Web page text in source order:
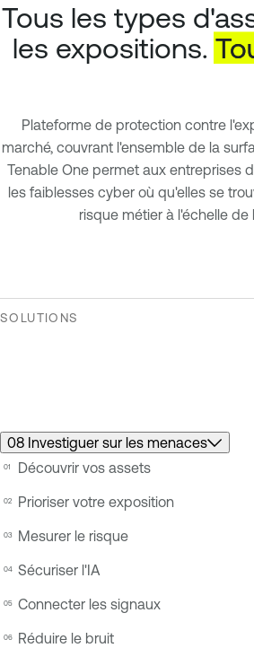
Tous les types
les expositions.
Plateforme de protection contre
marché, couvrant l'ensemble de la
Tenable One permet aux entreprises
les faiblesses cyber où qu'elles se
risque métier à l'échelle de
SOLUTIONS
08 Investiguer sur les menaces
Découvrir vos assets
Prioriser votre exposition
Mesurer le risque
Sécuriser l'IA
Connecter les signaux
Réduire le bruit